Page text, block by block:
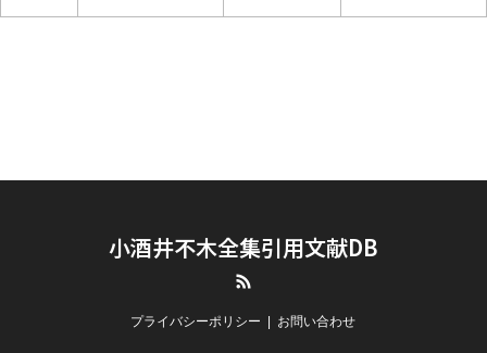
小酒井不木全集引用文献DB
プライバシーポリシー お問い合わせ